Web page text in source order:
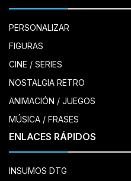
PERSONALIZAR
FIGURAS
CINE / SERIES
NOSTALGIA RETRO
ANIMACIÓN / JUEGOS
MÚSICA / FRASES
ENLACES RÁPIDOS
INSUMOS DTG